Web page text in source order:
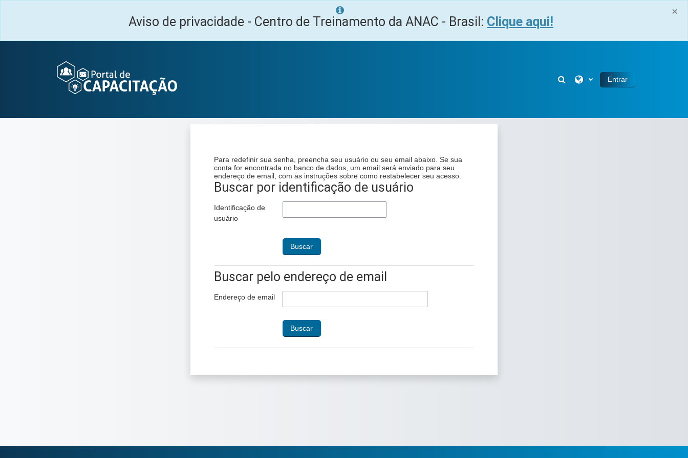
×
Aviso de privacidade - Centro de Treinamento da ANAC - Brasil: Clique aqui!
Alternar entrada de pesquisa
Entrar
Para redefinir sua senha, preencha seu usuário ou seu email abaixo. Se sua
conta for encontrada no banco de dados, um email será enviado para seu
endereço de email, com as instruções sobre como restabelecer seu acesso.
Buscar por identificação de usuário
Buscar por identificação de usuário
Identificação de
usuário
Buscar pelo endereço de email
Buscar pelo endereço de email
Endereço de email